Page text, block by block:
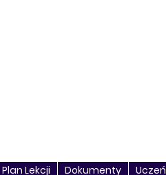
Plan Lekcji Dokumenty Uczeń